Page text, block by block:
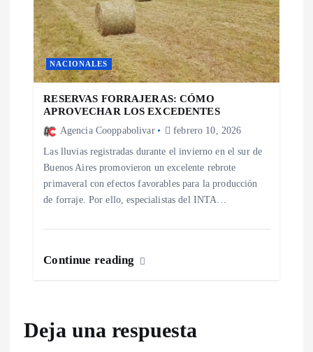
NACIONALES
RESERVAS FORRAJERAS: CÓMO
APROVECHAR LOS EXCEDENTES
Agencia Cooppabolivar febrero 10, 2026
Las lluvias registradas durante el invierno en el sur de
Buenos Aires promovieron un excelente rebrote
primaveral con efectos favorables para la producción
de forraje. Por ello, especialistas del INTA…
Continue reading
Deja una respuesta